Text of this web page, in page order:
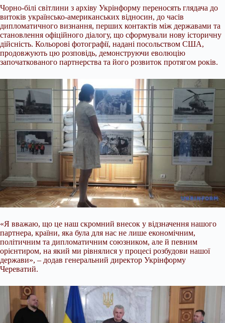
Чорно-білі світлини з архіву Укрінформу переносять глядача до
витоків українсько-американських відносин, до часів
дипломатичного визнання, перших контактів між державами та
становлення офіційного діалогу, що сформували нову історичну
дійсність. Кольорові фотографії, надані посольством США,
продовжують цю розповідь, демонструючи еволюцію
започаткованого партнерства та його розвиток протягом років.
«Я вважаю, що це наш скромний внесок у відзначення нашого
партнера, країни, яка була для нас не лише економічним,
політичним та дипломатичним союзником, але й певним
орієнтиром, на який ми рівнялися у процесі розбудови нашої
держави», – додав генеральний директор Укрінформу
Череватий.